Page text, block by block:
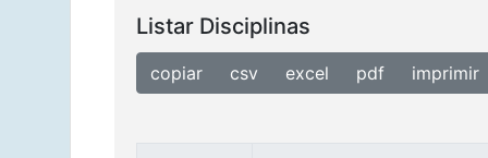
Listar Disciplinas
copiar csv excel pdf imprimir